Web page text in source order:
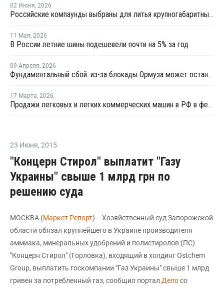
02 Июня, 2026
Российские компаунды выбраны для литья крупногабаритных автокомпонентов BELGEE
11 Мая, 2026
В России летние шины подешевели почти на 5% за год
09 Апреля, 2026
Фундаментальный сбой: из-за блокады Ормуза может остановиться производство автомобилей
17 Марта, 2026
Продажи легковых и легких коммерческих машин в РФ в феврале выросли на 1,2% год к году
23 Июня, 2015
"Концерн Стирол" выплатит "Газу
Украины" свыше 1 млрд грн по
решению суда
МОСКВА (Маркет Репорт) -- Хозяйственный суд Запорожской
области обязал крупнейшего в Украине производителя
аммиака, минеральных удобрений и полистиролов (ПС)
"Концерн Стирол" (Горловка), входящий в холдинг Ostchem
Group, выплатить госкомпании "Газ Украины" свыше 1 млрд
гривен за потребленный газ, сообщил портал Делосо